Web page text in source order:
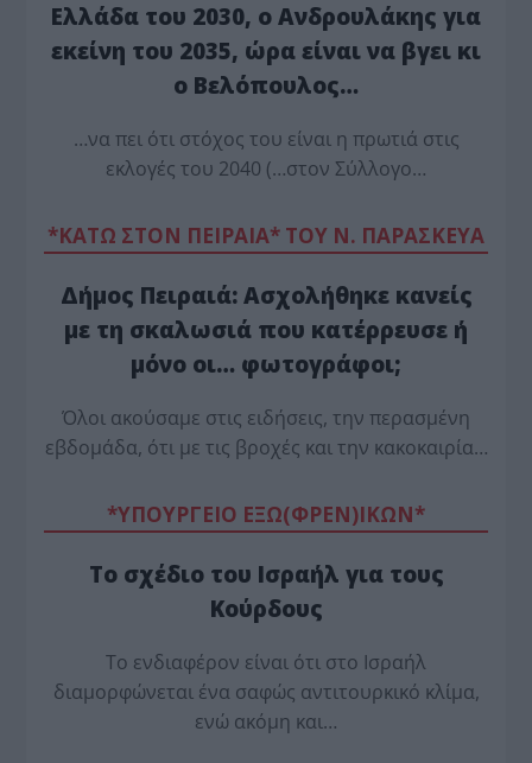
Ελλάδα του 2030, ο Ανδρουλάκης για
εκείνη του 2035, ώρα είναι να βγει κι
ο Βελόπουλος…
…να πει ότι στόχος του είναι η πρωτιά στις
εκλογές του 2040 (…στον Σύλλογο…
*ΚΑΤΩ ΣΤΟΝ ΠΕΙΡΑΙΑ* ΤΟΥ Ν. ΠΑΡΑΣΚΕΥΑ
Δήμος Πειραιά: Ασχολήθηκε κανείς
με τη σκαλωσιά που κατέρρευσε ή
μόνο οι… φωτογράφοι;
Όλοι ακούσαμε στις ειδήσεις, την περασμένη
εβδομάδα, ότι με τις βροχές και την κακοκαιρία…
*ΥΠΟΥΡΓΕΙΟ ΕΞΩ(ΦΡΕΝ)ΙΚΩΝ*
Το σχέδιο του Ισραήλ για τους
Κούρδους
Το ενδιαφέρον είναι ότι στο Ισραήλ
διαμορφώνεται ένα σαφώς αντιτουρκικό κλίμα,
ενώ ακόμη και…